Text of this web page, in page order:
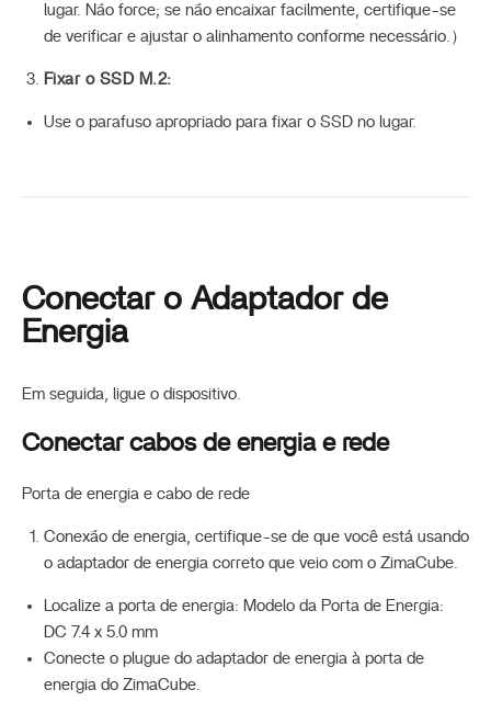
lugar. Não force; se não encaixar facilmente, certifique-se
de verificar e ajustar o alinhamento conforme necessário.）
Fixar o SSD M.2:
Use o parafuso apropriado para fixar o SSD no lugar.
Conectar o Adaptador de
Energia
Em seguida, ligue o dispositivo.
Conectar cabos de energia e rede
Porta de energia e cabo de rede
Conexão de energia, certifique-se de que você está usando
o adaptador de energia correto que veio com o ZimaCube.
Localize a porta de energia: Modelo da Porta de Energia:
DC 7.4 x 5.0 mm
Conecte o plugue do adaptador de energia à porta de
energia do ZimaCube.